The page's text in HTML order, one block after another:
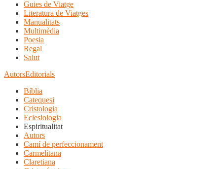
Guies de Viatge
Literatura de Viatges
Manualitats
Multimèdia
Poesia
Regal
Salut
AutorsEditorials
Bíblia
Catequesi
Cristologia
Eclesiologia
Espiritualitat
Autors
Camí de perfeccionament
Carmelitana
Claretiana